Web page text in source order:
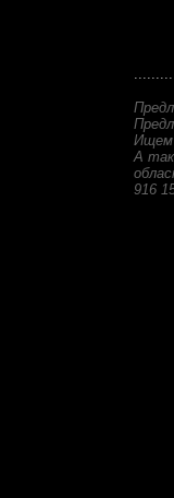
Ищем
А
916